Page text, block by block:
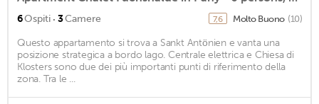
6Ospiti · 3Camere 7,6 Molto Buono (10)
Questo appartamento si trova a Sankt Antönien e vanta una
posizione strategica a bordo lago. Centrale elettrica e Chiesa di
Klosters sono due dei più importanti punti di riferimento della
zona. Tra le ...